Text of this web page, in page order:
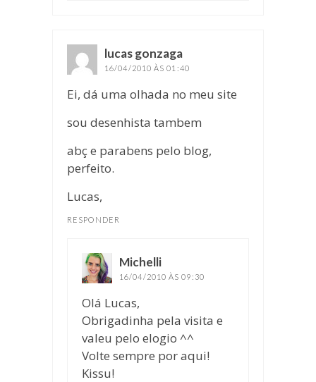
lucas gonzaga
16/04/2010 ÀS 01:40
Ei, dá uma olhada no meu site
sou desenhista tambem
abç e parabens pelo blog,
perfeito.
Lucas,
RESPONDER
Michelli
16/04/2010 ÀS 09:30
Olá Lucas,
Obrigadinha pela visita e
valeu pelo elogio ^^
Volte sempre por aqui!
Kissu!